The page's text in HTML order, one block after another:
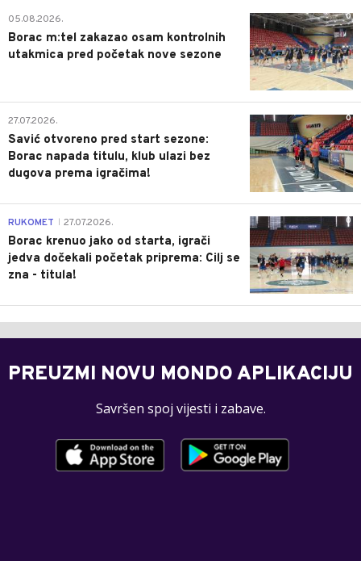
0
05.08.2026.
Borac m:tel zakazao osam kontrolnih
utakmica pred početak nove sezone
0
27.07.2026.
Savić otvoreno pred start sezone:
Borac napada titulu, klub ulazi bez
dugova prema igračima!
0
RUKOMET 27.07.2026.
Borac krenuo jako od starta, igrači
jedva dočekali početak priprema: Cilj se
zna - titula!
PREUZMI NOVU MONDO APLIKACIJU
Savršen spoj vijesti i zabave.